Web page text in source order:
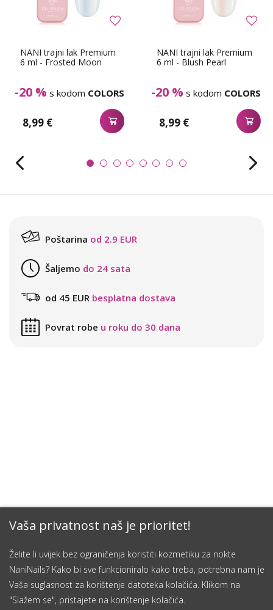
Vaša privatnost naš je prioritet!
Želite li uvijek bez ograničenja koristiti kozmetiku za nokte
NaniNails? Kako bi sve funkcioniralo kako treba, potrebna nam je
Vaša suglasnost za korištenje datoteka kolačića. Klikom na
"Slažem se", pristajete na korištenje kolačića.
NANI trajni lak Premium
6 ml - Frosted Moon
-20 % s kodom COLORS
8,99 €
NANI trajni lak Premium
6 ml - Blush Pearl
-20 % s kodom COLORS
8,99 €
Poštarina od 2.9 EUR
Šaljemo do 24 sata
od 45 EUR besplatna dostava
Povrat robe u roku do 30 dana